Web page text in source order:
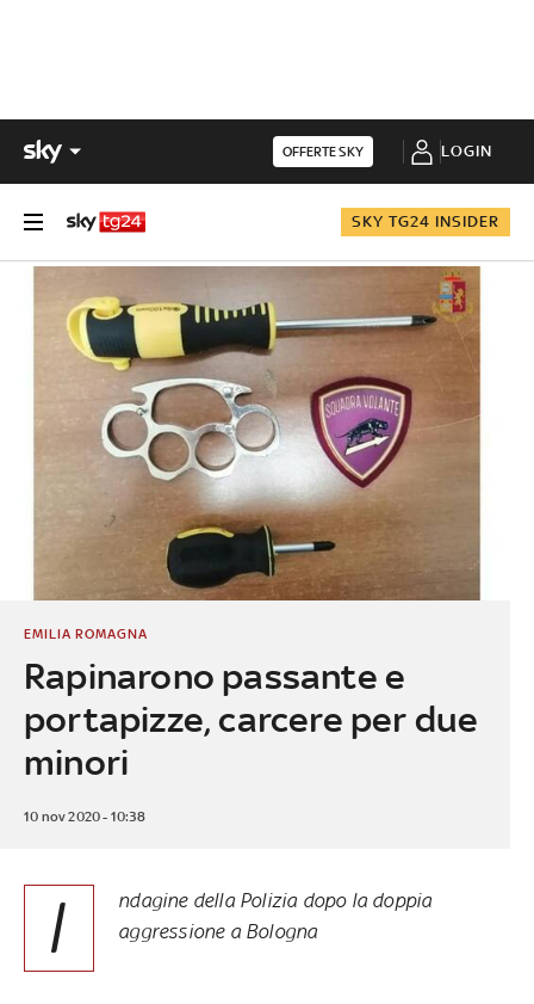
OFFERTE SKY LOGIN
SKY TG24 INSIDER
Rapinarono passante e
portapizze, carcere per due
minori
EMILIA ROMAGNA
10 nov 2020 - 10:38
I
ndagine della Polizia dopo la doppia
aggressione a Bologna